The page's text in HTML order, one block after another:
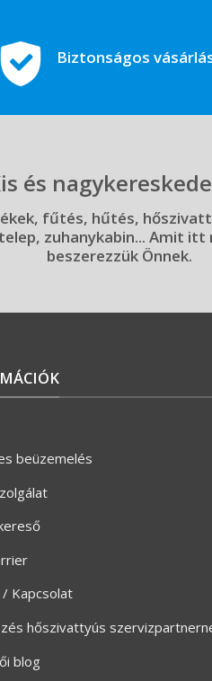
Biztonságos
és
fűtés, hűtés,
zuhanykabin... Amit
beszerezzük Önnek.
beüzemelés
Kapcsolat
hőszivattyús
blog